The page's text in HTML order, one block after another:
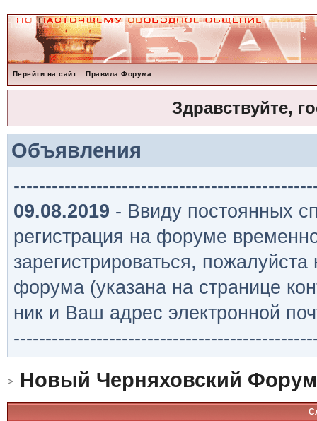
Перейти на сайт Правила Форума
Здравствуйте,
Объявления
09.08.2019 - Ввиду постоянных
регистрация на форуме
зарегистрироваться,
форума (указана на странице
ник и Ваш адрес электронной
Новый Черняховский Форум